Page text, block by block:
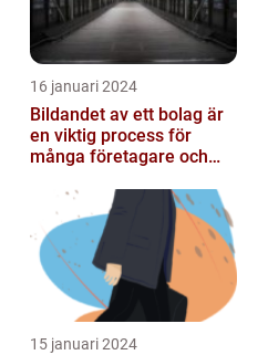
16 januari 2024
Bildandet av ett bolag är
en viktig process för
många företagare och
starta ...
15 januari 2024